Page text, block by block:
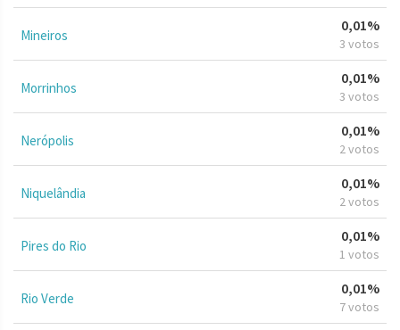
Mineiros
0,01%
3 votos
Morrinhos
0,01%
3 votos
Nerópolis
0,01%
2 votos
Niquelândia
0,01%
2 votos
Pires do Rio
0,01%
1 votos
Rio Verde
0,01%
7 votos